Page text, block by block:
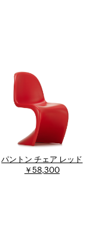
パントン チェア レッド
￥58,300